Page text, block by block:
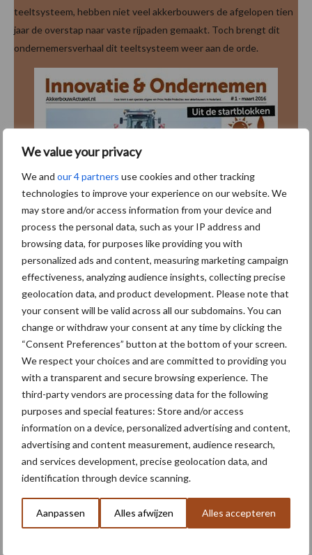
We value your privacy
We and our 4 partners use cookies and other tracking
technologies to improve your experience on our website. We
may store and/or access information from your device and
process the personal data, such as your IP address and
browsing data, for purposes like providing you with
personalized ads and content, measuring marketing campaign
effectiveness, analyzing audience insights, collecting precise
geolocation data, and product development. Please note that
your consent will be valid across all our subdomains. You can
change or withdraw your consent at any time by clicking the
“Consent Preferences” button at the bottom of your screen.
We respect your choices and are committed to providing you
with a transparent and secure browsing experience. The
third-party vendors are processing data for the following
purposes and special features: Store and/or access
information on a device, personalized advertising and content,
advertising and content measurement, audience research,
and services development, precise geolocation data, and
identification through device scanning.
Aanpassen Alles afwijzen Alles accepteren
teeltsysteem, hebben niet veel akkerbouwers de afgelopen tien
jaar de overstap naar vaste rijpaden gemaakt. Toch brengt dit
ondernemersverhaal dit teeltsysteem weer aan de orde.
Past u een vast rijpadensysteem
toe?
rijpadensysteem?